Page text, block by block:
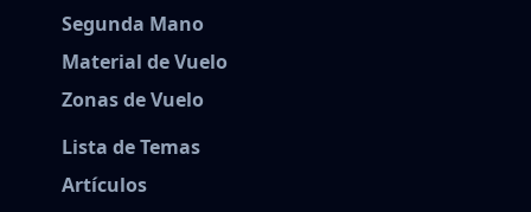
Segunda Mano
Material de Vuelo
Zonas de Vuelo
Lista de Temas
Artículos